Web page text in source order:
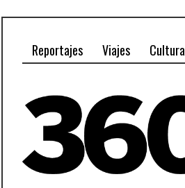
Reportajes Viajes Cultura